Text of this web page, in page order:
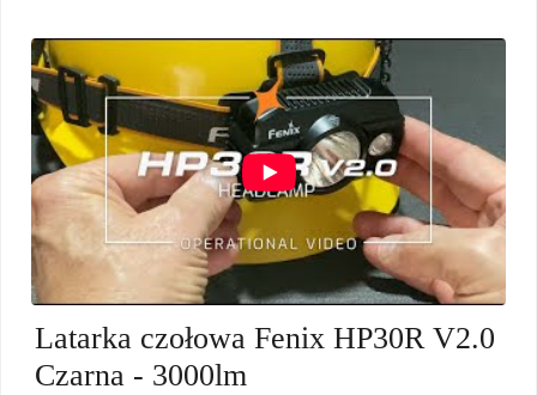
Latarka czołowa Fenix HP30R V2.0
Czarna - 3000lm